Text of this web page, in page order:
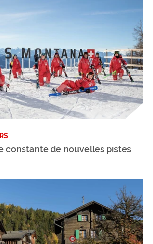
constante de nouvelles pistes